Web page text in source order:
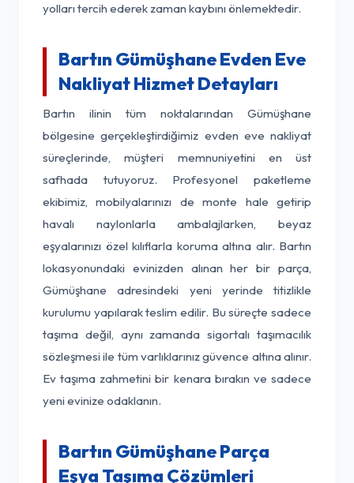
yolları tercih ederek zaman kaybını önlemektedir.
Bartın Gümüşhane Evden Eve
Nakliyat Hizmet Detayları
Bartın ilinin tüm noktalarından Gümüşhane
bölgesine gerçekleştirdiğimiz evden eve nakliyat
süreçlerinde, müşteri memnuniyetini en üst
safhada tutuyoruz. Profesyonel paketleme
ekibimiz, mobilyalarınızı de monte hale getirip
havalı naylonlarla ambalajlarken, beyaz
eşyalarınızı özel kılıflarla koruma altına alır. Bartın
lokasyonundaki evinizden alınan her bir parça,
Gümüşhane adresindeki yeni yerinde titizlikle
kurulumu yapılarak teslim edilir. Bu süreçte sadece
taşıma değil, aynı zamanda sigortalı taşımacılık
sözleşmesi ile tüm varlıklarınız güvence altına alınır.
Ev taşıma zahmetini bir kenara bırakın ve sadece
yeni evinize odaklanın.
Bartın Gümüşhane Parça
Eşya Taşıma Çözümleri